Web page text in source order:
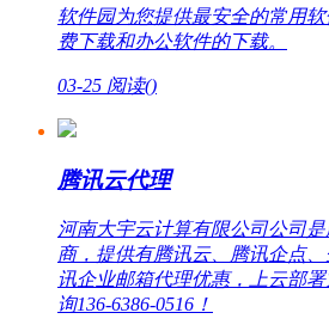
软件园为您提供最安全的常用
费下载和办公软件的下载。
03-25 阅读()
腾讯云代理
河南大宇云计算有限公司公司
商，提供有腾讯云、腾讯企点
讯企业邮箱代理优惠，上云部
询136-6386-0516！